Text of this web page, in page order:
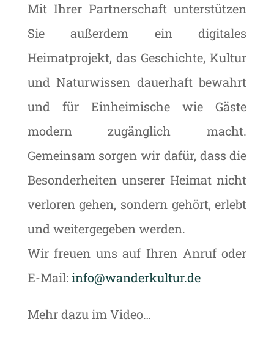
Mit Ihrer Partnerschaft unterstützen
Sie außerdem ein digitales
Heimatprojekt, das Geschichte, Kultur
und Naturwissen dauerhaft bewahrt
und für Einheimische wie Gäste
modern zugänglich macht.
Gemeinsam sorgen wir dafür, dass die
Besonderheiten unserer Heimat nicht
verloren gehen, sondern gehört, erlebt
und weitergegeben werden.
Wir freuen uns auf Ihren Anruf oder
E-Mail:info@wanderkultur.de
Mehr dazu im Video…